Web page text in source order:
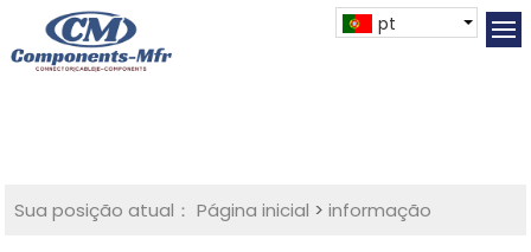
pt
Sua posição atual： Página inicial >informação